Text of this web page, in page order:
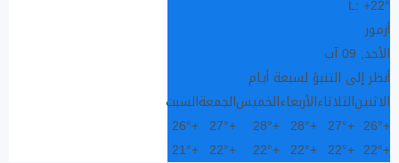
L: +22°
أزمور
الأحد, 09 آب
أنظر إلى التنبؤ لسبعة أيام
الاثنينالثلاثاءالأربعاءالخميسالجمعةالسبت
+
26°
+
27°
+
28°
+
28°
+
27°
+
26°
+
22°
+
22°
+
22°
+
22°
+
22°
+
21°